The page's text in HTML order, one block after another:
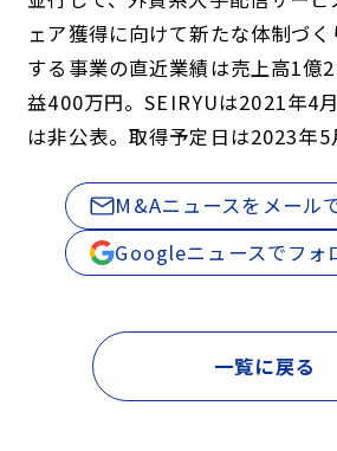
ェア獲得に向けて新たな体制づ
する事業の直近業績は売上高1億
益400万円。SEIRYUは2021年4
は非公表。取得予定日は2023年5
M&Aニュースをメール
Googleニュースでフォ
一覧に戻る